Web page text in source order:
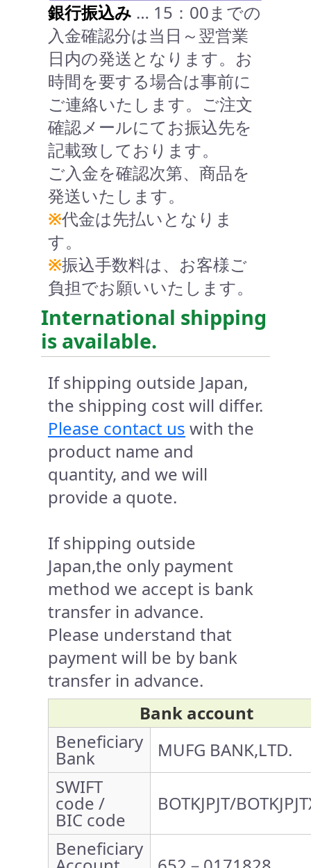
銀行振込み … 15：00までの
入金確認分は当日～翌営業
日内の発送となります。お
時間を要する場合は事前に
ご連絡いたします。ご注文
確認メールにてお振込先を
記載致しております。
ご入金を確認次第、商品を
発送いたします。
※代金は先払いとなりま
す。
※振込手数料は、お客様ご
負担でお願いいたします。
International shipping
is available.
If shipping outside Japan,
the shipping cost will differ.
Please contact us with the
product name and
quantity, and we will
provide a quote.
If shipping outside
Japan,the only payment
method we accept is bank
transfer in advance.
Please understand that
payment will be by bank
transfer in advance.
Bank account
Beneficiary
Bank
MUFG BANK,LTD.
SWIFT
code /
BIC code
BOTKJPJT/
Beneficiary